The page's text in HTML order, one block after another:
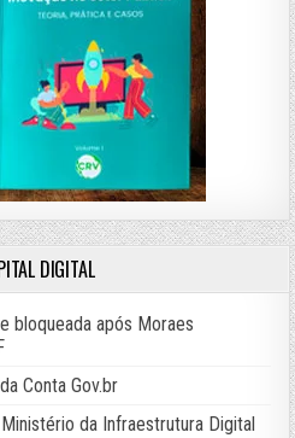
DIGITAL
bloqueada após Moraes
Conta Gov.br
da Infraestrutura Digital